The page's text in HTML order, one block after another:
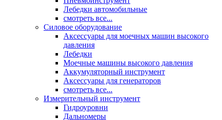
Лебедки автомобильные
смотреть все...
Силовое оборудование
Аксессуары для моечных машин высокого
давления
Лебедки
Моечные машины высокого давления
Аккумуляторный инструмент
Аксессуары для генераторов
смотреть все...
Измерительный инструмент
Гидроуровни
Дальномеры